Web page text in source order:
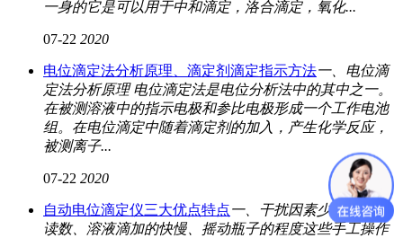
一身的它是可以用于中和滴定，洛合滴定，氧化...
07-22 2020
电位滴定法分析原理、滴定剂滴定指示方法一、电位滴
定法分析原理 电位滴定法是电位分析法中的其中之一。
在被测溶液中的指示电极和参比电极形成一个工作电池
组。在电位滴定中随着滴定剂的加入，产生化学反应，
被测离子...
07-22 2020
自动电位滴定仪三大优点特点一、干扰因素少 滴定管的
读数、溶液滴加的快慢、摇动瓶子的程度这些手工操作